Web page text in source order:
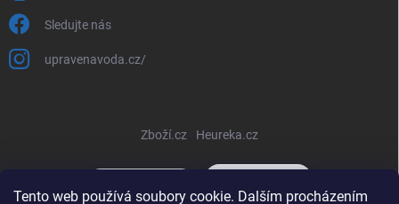
Tento web používá soubory cookie. Dalším procházením
Sledujte nás
upravenavoda.cz/
Zboží.cz Heureka.cz